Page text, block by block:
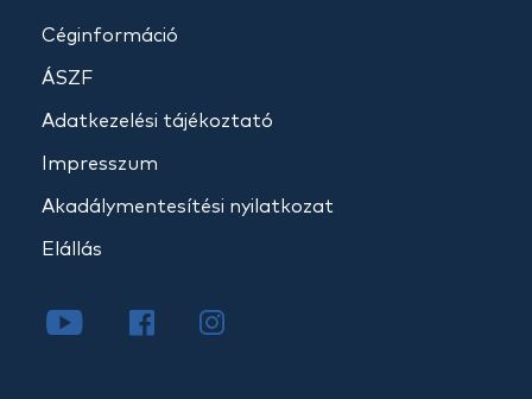
Céginformáció
ÁSZF
Adatkezelési tájékoztató
Impresszum
Akadálymentesítési nyilatkozat
Elállás